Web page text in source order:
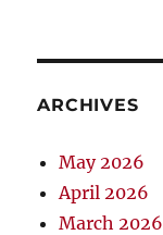
ARCHIVES
May 2026
April 2026
March 2026